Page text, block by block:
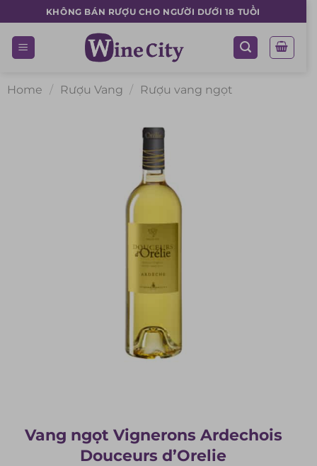
to
content
KHÔNG BÁN RƯỢU CHO NGƯỜI DƯỚI 18 TUỔI
Home / Rượu Vang / Rượu vang ngọt
Vang ngọt Vignerons Ardechois
Douceurs d’Orelie